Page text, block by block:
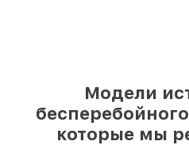
Модели
которые мы